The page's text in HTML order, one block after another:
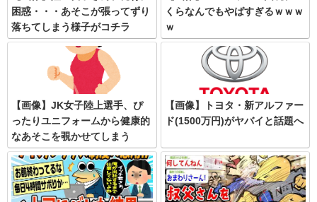
困惑・・・あそこが張ってずり
落ちてしまう様子がコチラ
くらなんでもやばすぎるｗｗｗ
ｗ
【画像】JK女子陸上選手、ぴ
ったりユニフォームから健康的
なあそこを覗かせてしまう
【画像】トヨタ・新アルファー
ド(1500万円)がヤバイと話題へ